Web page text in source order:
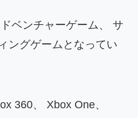
ベンチャーゲーム、 サ
ングゲーム となってい
360、 Xbox One、